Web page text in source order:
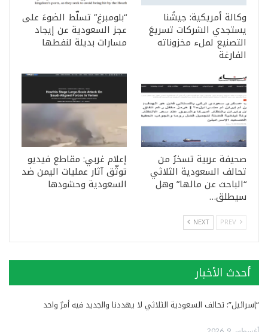
وكالة أمريكية: جيشُنا
يستجدي الشركات تسريعَ
التصنيع لملء مخزوناته
الفارغة
“بلومبرغ” تسلّط الضوءَ على
عجز السعودية عن إيجاد
مسارات بديلة لنفطها
صحيفة عربية تسخرُ من
تحالف السعودية الثلاثي
“الباحث عن مالها” وهل
سيطلق…
إعلام غربي: مقاطع فيديو
توثّق آثار عمليات اليمن ضد
السعودية وحشودها
NEXT
أحدث الأخبار
“إسرائيل”: تحالف السعودية الثلاثي لا يهددنا والجديد فيه أمرٌ واحد